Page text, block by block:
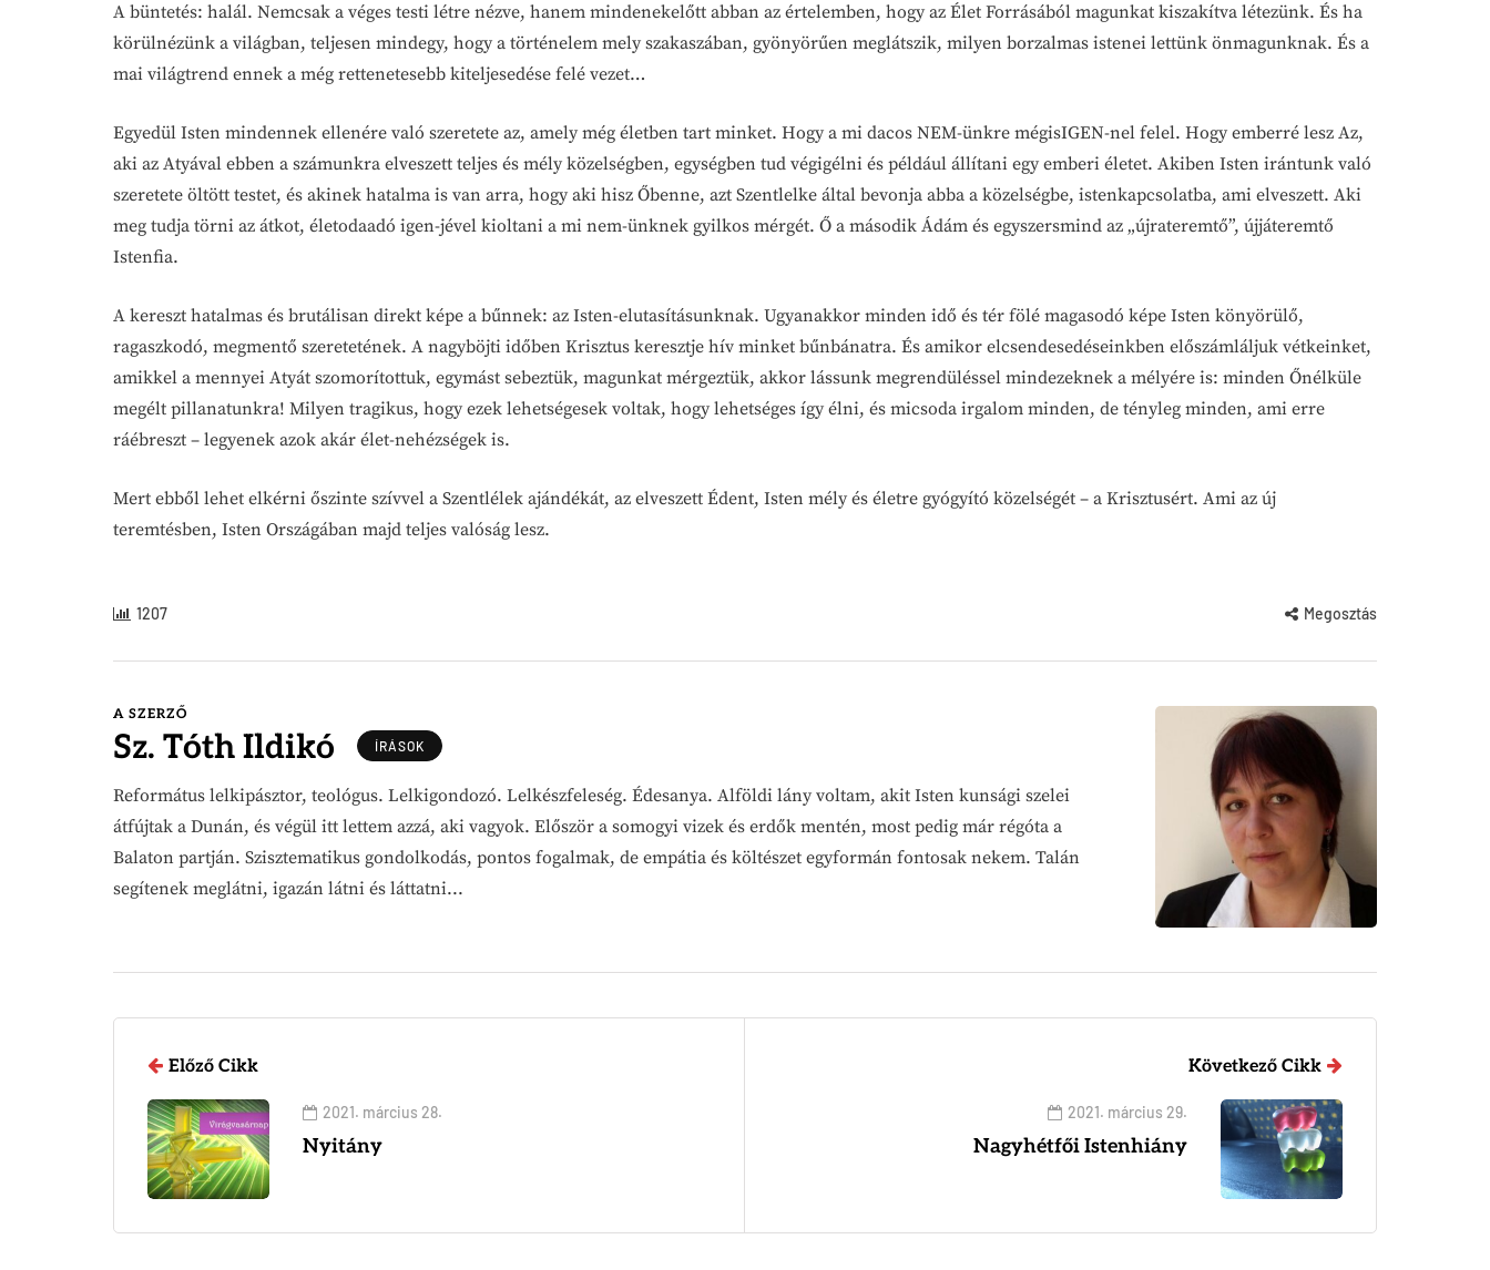
A büntetés: halál. Nemcsak a véges testi létre nézve, hanem mindenekelőtt abban az értelemben, hogy az Élet Forrásából magunkat kiszakítva létezünk. És ha
körülnézünk a világban, teljesen mindegy, hogy a történelem mely szakaszában, gyönyörűen meglátszik, milyen borzalmas istenei lettünk önmagunknak. És a
mai világtrend ennek a még rettenetesebb kiteljesedése felé vezet…
Egyedül Isten mindennek ellenére való szeretete az, amely még életben tart minket. Hogy a mi dacos NEM-ünkre mégisIGEN-nel felel. Hogy emberré lesz Az,
aki az Atyával ebben a számunkra elveszett teljes és mély közelségben, egységben tud végigélni és például állítani egy emberi életet. Akiben Isten irántunk való
szeretete öltött testet, és akinek hatalma is van arra, hogy aki hisz Őbenne, azt Szentlelke által bevonja abba a közelségbe, istenkapcsolatba, ami elveszett. Aki
meg tudja törni az átkot, életodaadó igen-jével kioltani a mi nem-ünknek gyilkos mérgét. Ő a második Ádám és egyszersmind az „újrateremtő”, újjáteremtő
Istenfia.
A kereszt hatalmas és brutálisan direkt képe a bűnnek: az Isten-elutasításunknak. Ugyanakkor minden idő és tér fölé magasodó képe Isten könyörülő,
ragaszkodó, megmentő szeretetének. A nagyböjti időben Krisztus keresztje hív minket bűnbánatra. És amikor elcsendesedéseinkben előszámláljuk vétkeinket,
amikkel a mennyei Atyát szomorítottuk, egymást sebeztük, magunkat mérgeztük, akkor lássunk megrendüléssel mindezeknek a mélyére is: minden Őnélküle
megélt pillanatunkra! Milyen tragikus, hogy ezek lehetségesek voltak, hogy lehetséges így élni, és micsoda irgalom minden, de tényleg minden, ami erre
ráébreszt – legyenek azok akár élet-nehézségek is.
Mert ebből lehet elkérni őszinte szívvel a Szentlélek ajándékát, az elveszett Édent, Isten mély és életre gyógyító közelségét – a Krisztusért. Ami az új
teremtésben, Isten Országában majd teljes valóság lesz.
1207 Megosztás
A SZERZŐ
Sz. Tóth Ildikó ÍRÁSOK
Református lelkipásztor, teológus. Lelkigondozó. Lelkészfeleség. Édesanya. Alföldi lány voltam, akit Isten kunsági szelei
átfújtak a Dunán, és végül itt lettem azzá, aki vagyok. Először a somogyi vizek és erdők mentén, most pedig már régóta a
Balaton partján. Szisztematikus gondolkodás, pontos fogalmak, de empátia és költészet egyformán fontosak nekem. Talán
segítenek meglátni, igazán látni és láttatni...
Előző Cikk
2021. március 28.
Nyitány
Következő Cikk
2021. március 29.
Nagyhétfői Istenhiány